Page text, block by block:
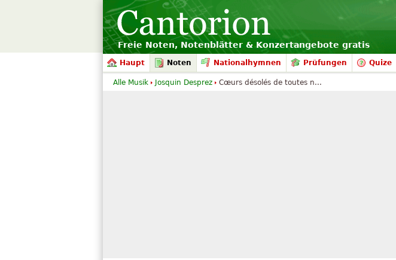
Freie Noten, Notenblätter & Konzertangebote gratis
Haupt Noten Nationalhymnen Prüfungen Quize
Alle Musik Josquin Desprez Cœurs désolés de toutes n...